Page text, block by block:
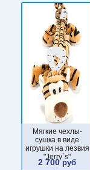
Мягкие чехлы-
сушка в виде
игрушки на лезвия
"Jerry`s"
2 700руб